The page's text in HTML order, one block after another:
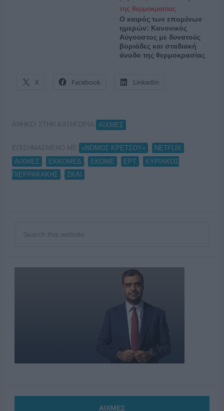
Ο καιρός των επομένων
ημερών: Κανονικός
Αύγουστος με δυνατούς
βοριάδες και σταδιακή
άνοδο της θερμοκρασίας
X Facebook LinkedIn
ΑΝΗΚΕΙ ΣΤΗΝ ΚΑΤΗΓΟΡΙΑ: ΑΙΧΜΕΣ
ΕΠΙΣΗΜΑΣΜΕΝΟ ΜΕ: «ΝΟΜΟΣ ΚΡΕΤΣΟΥ» NETFLIX
ΑΙΧΜΕΣ
ΕΚΚΟΜΕΔ ΕΚΟΜΕ ΕΡΤ
ΚΥΡΙΑΚΟΣ
ΠΙΕΡΡΑΚΑΚΗΣ
ΣΚΑΙ
ΑΙΧΜΕΣ